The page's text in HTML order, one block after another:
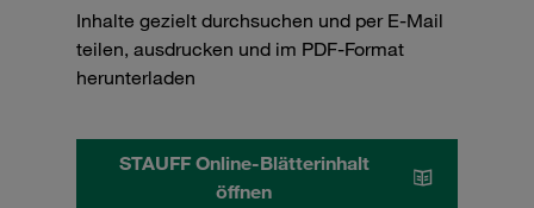
Inhalte gezielt durchsuchen und per E-Mail
teilen, ausdrucken und im PDF-Format
herunterladen
STAUFF Online-Blätterinhalt
öffnen